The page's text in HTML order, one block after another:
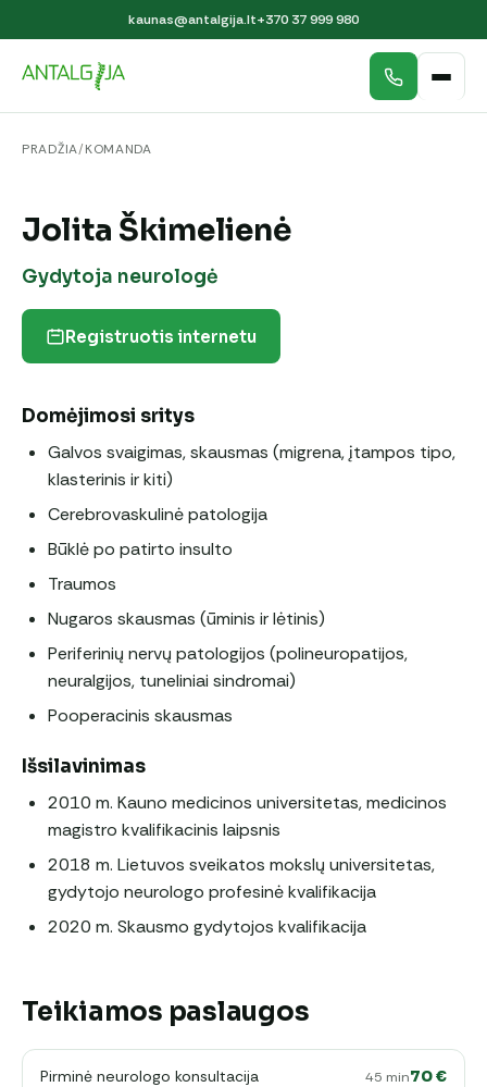
kaunas@antalgija.lt+370 37 999 980
PRADŽIA/KOMANDA
Jolita Škimelienė
Gydytoja neurologė
Registruotis internetu
Domėjimosi sritys
Galvos svaigimas, skausmas (migrena, įtampos tipo,
klasterinis ir kiti)
Cerebrovaskulinė patologija
Būklė po patirto insulto
Traumos
Nugaros skausmas (ūminis ir lėtinis)
Periferinių nervų patologijos (polineuropatijos,
neuralgijos, tuneliniai sindromai)
Pooperacinis skausmas
Išsilavinimas
2010 m. Kauno medicinos universitetas, medicinos
magistro kvalifikacinis laipsnis
2018 m. Lietuvos sveikatos mokslų universitetas,
gydytojo neurologo profesinė kvalifikacija
2020 m. Skausmo gydytojos kvalifikacija
Teikiamos paslaugos
Pirminė neurologo konsultacija 45 min70 €